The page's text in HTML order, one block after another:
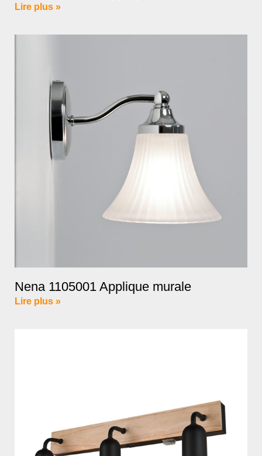
Lire plus »
Nena 1105001 Applique murale
Lire plus »